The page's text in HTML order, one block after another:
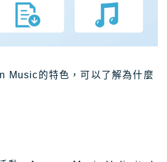
Music的特色，可以了解為什麼